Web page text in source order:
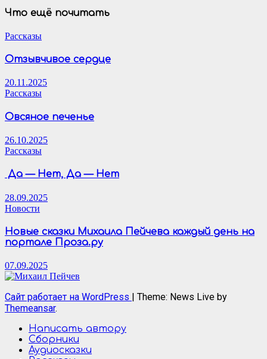
Что ещё почитать
Рассказы
Отзывчивое сердце
20.11.2025
Рассказы
Овсяное печенье
26.10.2025
Рассказы
Да — Нет, Да — Нет
28.09.2025
Новости
Новые сказки Михаила Пейчева каждый день на
портале Проза.ру
07.09.2025
Сайт работает на WordPress | Theme: News Live by
Themeansar.
Написать автору
Сборники
Аудиосказки